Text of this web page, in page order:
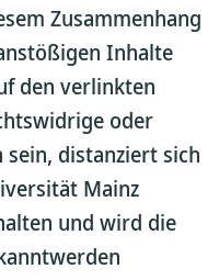
Zusammenhang
Inhalte
den verlinkten
oder
distanziert sich
Mainz
und wird die